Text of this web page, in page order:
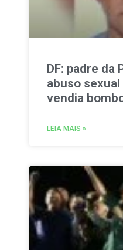
DF: padre da
abuso
vendia
LEIA MAIS »